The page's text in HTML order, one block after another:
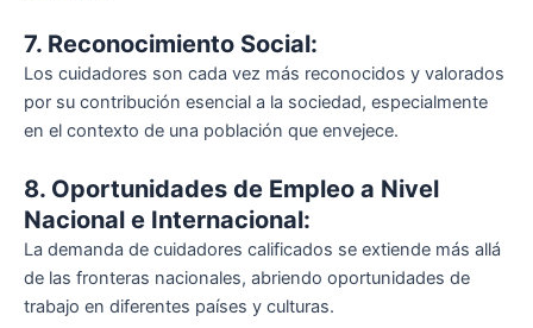
7. Reconocimiento Social:
Los cuidadores son cada vez más reconocidos y valorados
por su contribución esencial a la sociedad, especialmente
en el contexto de una población que envejece.
8. Oportunidades de Empleo a Nivel
Nacional e Internacional:
La demanda de cuidadores calificados se extiende más allá
de las fronteras nacionales, abriendo oportunidades de
trabajo en diferentes países y culturas.